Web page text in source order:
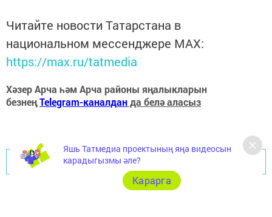
Читайте новости Татарстана в
национальном мессенджере MАХ:
https://max.ru/tatmedia
Хәзер Арча һәм Арча районы яңалыкларын
безнеңTelegram-каналданда белә аласыз
Перейти на страницу новости
Яшь Татмедиа проектының яңа видеосын
карадыгызмы әле?
Карарга